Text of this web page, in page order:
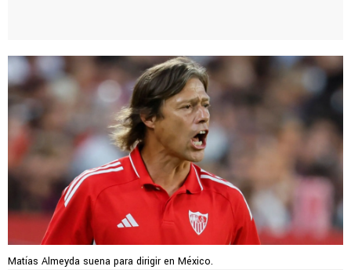
Matías Almeyda suena para dirigir en México.